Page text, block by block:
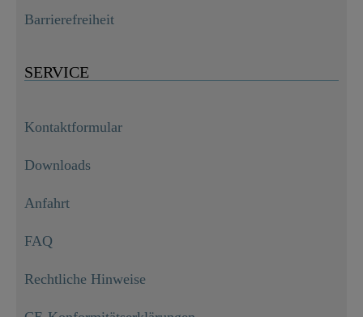
Barrierefreiheit
SERVICE
Kontaktformular
Downloads
Anfahrt
FAQ
Rechtliche Hinweise